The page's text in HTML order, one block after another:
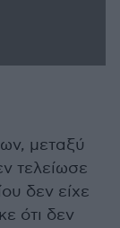
μεταξύ
τελείωσε
δεν είχε
ότι δεν